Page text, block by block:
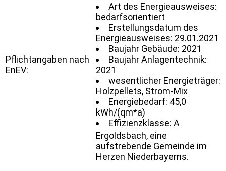
Pflichtangaben nach
EnEV:
Art des Energieausweises:
bedarfsorientiert
Erstellungsdatum des
Energieausweises: 29.01.2021
Baujahr Gebäude: 2021
Baujahr Anlagentechnik:
2021
wesentlicher Energieträger:
Holzpellets, Strom-Mix
Energiebedarf: 45,0
kWh/(qm*a)
Effizienzklasse: A
Ergoldsbach, eine
aufstrebende Gemeinde im
Herzen Niederbayerns.